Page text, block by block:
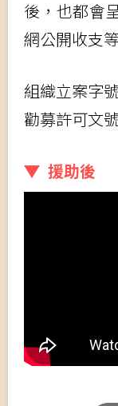
後，也都會
網公開收支
組織立案字
勸募許可文
援助後